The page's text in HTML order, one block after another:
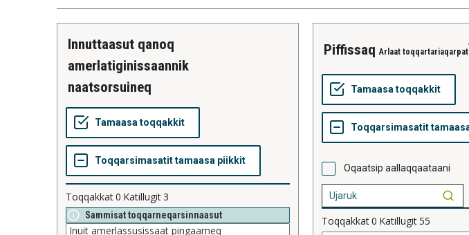
innuttaasut qanoq
amerlatiginissaannik
naatsorsuineq
Toqqakkat0 Katillugit3
Sammisat toqqarneqarsinnaasut
piffissaq Arlaat toqqartariaqarpat
Oqaatsip aallaqqaataani
Toqqakkat0 Katillugit55